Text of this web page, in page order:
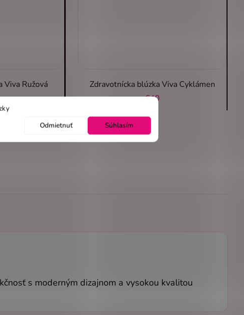
Odmietnuť Súhlasím
Viva Ružová
Zdravotnícka blúzka Viva Cyklámen
€40
s moderným dizajnom a vysokou kvalitou